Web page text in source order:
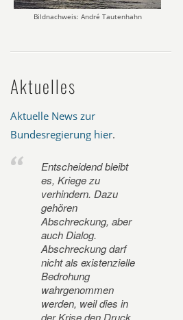
Bildnachweis: André Tautenhahn
Aktuelles
Aktuelle News zur
Bundesregierung hier.
Entscheidend bleibt
es, Kriege zu
verhindern. Dazu
gehören
Abschreckung, aber
auch Dialog.
Abschreckung darf
nicht als existenzielle
Bedrohung
wahrgenommen
werden, weil dies in
der Krise den Druck